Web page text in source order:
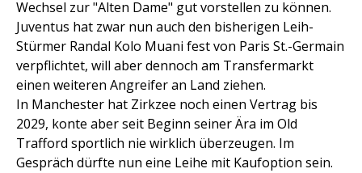
Wechsel zur "Alten Dame" gut vorstellen zu können.
Juventus hat zwar nun auch den bisherigen Leih-
Stürmer Randal Kolo Muani fest von Paris St.-Germain
verpflichtet, will aber dennoch am Transfermarkt
einen weiteren Angreifer an Land ziehen.
In Manchester hat Zirkzee noch einen Vertrag bis
2029, konte aber seit Beginn seiner Ära im Old
Trafford sportlich nie wirklich überzeugen. Im
Gespräch dürfte nun eine Leihe mit Kaufoption sein.